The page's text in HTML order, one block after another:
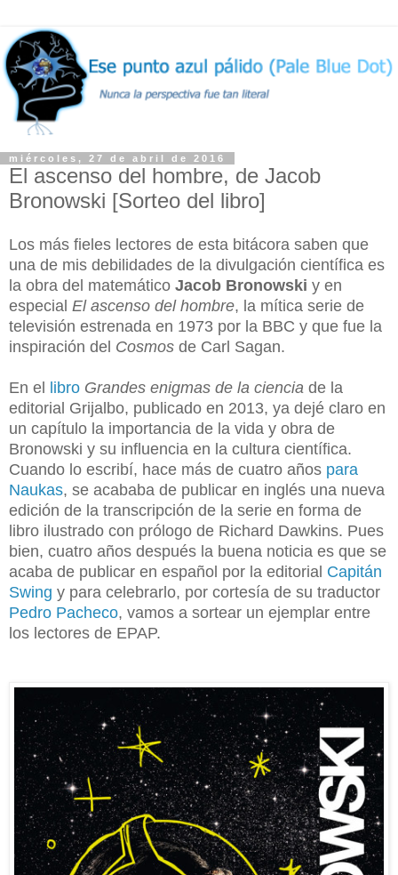
miércoles, 27 de abril de 2016
El ascenso del hombre, de Jacob
Bronowski [Sorteo del libro]
Los más fieles lectores de esta bitácora saben que
una de mis debilidades de la divulgación científica es
la obra del matemático Jacob Bronowski y en
especial El ascenso del hombre, la mítica serie de
televisión estrenada en 1973 por la BBC y que fue la
inspiración del Cosmos de Carl Sagan.
En el libro Grandes enigmas de la ciencia de la
editorial Grijalbo, publicado en 2013, ya dejé claro en
un capítulo la importancia de la vida y obra de
Bronowski y su influencia en la cultura científica.
Cuando lo escribí, hace más de cuatro años para
Naukas, se acababa de publicar en inglés una nueva
edición de la transcripción de la serie en forma de
libro ilustrado con prólogo de Richard Dawkins. Pues
bien, cuatro años después la buena noticia es que se
acaba de publicar en español por la editorial Capitán
Swing y para celebrarlo, por cortesía de su traductor
Pedro Pacheco, vamos a sortear un ejemplar entre
los lectores de EPAP.